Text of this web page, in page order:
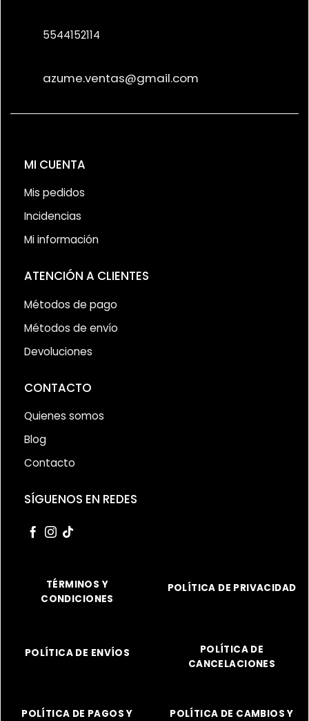
5544152114
azume.ventas@gmail.com
MI CUENTA
Mis pedidos
Incidencias
Mi información
ATENCIÓN A CLIENTES
Métodos de pago
Métodos de envío
Devoluciones
CONTACTO
Quienes somos
Blog
Contacto
SÍGUENOS EN REDES
TÉRMINOS Y
CONDICIONES
POLÍTICA DE PRIVACIDAD
POLÍTICA DE ENVÍOS
POLÍTICA DE
CANCELACIONES
POLÍTICA DE PAGOS Y POLÍTICA DE CAMBIOS Y